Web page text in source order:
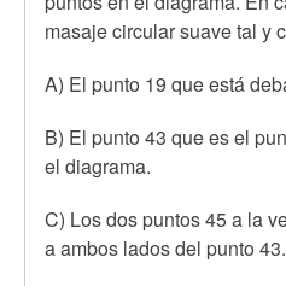
masaje circular suave tal y
A) El punto 19 que está
B) El punto 43 que es el
el diagrama.
C) Los dos puntos 45 a la
a ambos lados del punto 43.